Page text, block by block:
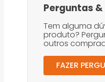
Perguntas &
Tem alguma
produto?
outros
FAZER